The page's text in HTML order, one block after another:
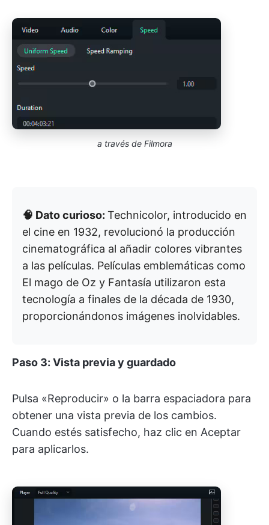
a través de Filmora
🧠 Dato curioso: Technicolor, introducido en
el cine en 1932, revolucionó la producción
cinematográfica al añadir colores vibrantes
a las películas. Películas emblemáticas como
El mago de Oz y Fantasía utilizaron esta
tecnología a finales de la década de 1930,
proporcionándonos imágenes inolvidables.
Paso 3: Vista previa y guardado
Pulsa «Reproducir» o la barra espaciadora para
obtener una vista previa de los cambios.
Cuando estés satisfecho, haz clic en Aceptar
para aplicarlos.